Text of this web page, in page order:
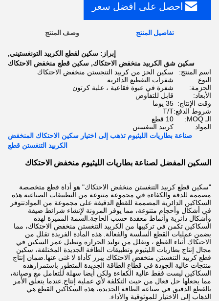
احصل على افضل سعر
تفاصيل المنتج وصف المنتج
إبراز: سكين لقطع الكربيد التونغستيني,
سكين شق الكربيد منخفض الاحتكاك, سكين قطع منخفض الاحتكاك
اسم المنتج:
سكين الحز من كربيد التنجستن منخفض الاحتكاك
النوع:
شفرات التقطيع الدائرية
الحزمة:
شفرة في عبوة فقاعية ، علبة كرتون
الأبعاد:
قابل للتفاوض
وقت الإنتاج: 35 يوما
شروط الدفع:T/T
الـ MOQ:
10 قطع
المواد:
كربيد التنغستن
صناعة بطاريات الليثيوم تذهب إلى اختيار سكين الاحتكاك المنخفض
الكربيد التنغستن قطع
السكين المفضل لصناعة بطاريات الليثيوم منخفض الاحتكاك
"سكين قطع كربيد التنغستن منخفض الاحتكاك" هو أداة قطع متخصصة
مصممة للدقة والكفاءة في مجموعة متنوعة من التطبيقات الصناعية.هذه
السكاكين الدائرية المصممة للقطع الدقيقة على مجموعة من الموادتتوفر
في أشكال وأحجام متنوعة، مما يوفر المرونة لإنشاء شرائط ضيقة
وأشكال دائرية وأنماط معقدة حسب الحاجة.السمة المميزة لهذه
السكاكين تكمن في تركيبها من الكربيد التنغستن منخفض الاحتكاك، مما
يضمن عمليات القطع السلسة والفعالة. هذه المادة الفريدة تقلل من
الاحتكاك أثناء القطع ، وتقلل من توليد الحرارة وتطيل عمر السكين.في
مجال إنتاج بطاريات الليثيوم وتطبيقات الطاقة الجديدة المختلفة، سكين
قطع كربيد التنغستن منخفض الاحتكاك يبرز كأداة لا غنى عنها.ضمان إنتاج
منتجات عالية الجودة في قطاع الطاقة الجديدة المتطور باستمرارهذه
السكاكين ليست فقط عالية الكفاءة ولكن أيضا سهلة للتعامل مع وصيانة،
مما يجعلها حل فعال من حيث التكلفة لأي عملية إنتاج.عندما يتعلق الأمر
بالقطع الدقيق في صناعة الطاقة الجديدة، هذه السكاكين القطع هي
الذهاب إلى الاختيار للموثوقية والأداء.